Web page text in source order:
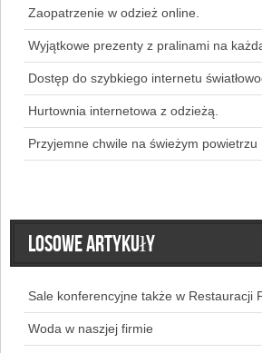
Zaopatrzenie w odzież online.
Wyjątkowe prezenty z pralinami na
Dostęp do szybkiego internetu
Hurtownia internetowa z odzieżą.
Przyjemne chwile na świeżym powietrzu
Losowe artykuły
Sale konferencyjne także w Restauracji
Woda w naszjej firmie